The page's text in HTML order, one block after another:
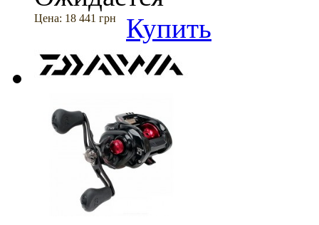
Цена: 18 441 грн Купить